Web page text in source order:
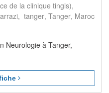
de la clinique tingis),
tanger Tanger Maroc
Neurologie à Tanger,